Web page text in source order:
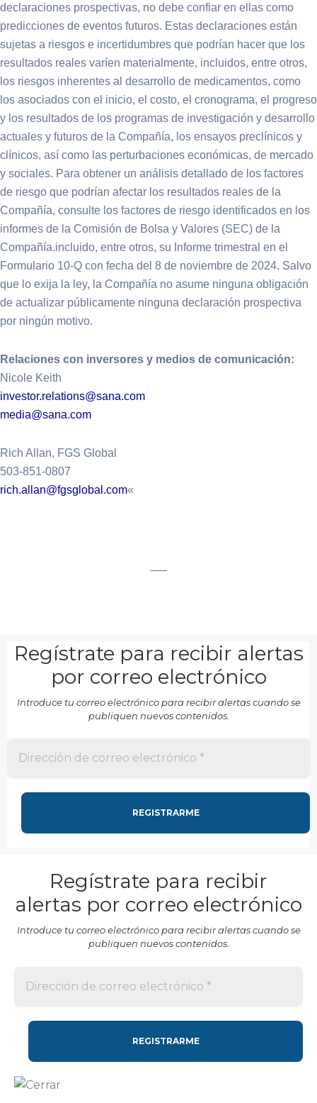
declaraciones prospectivas, no debe confiar en ellas como
predicciones de eventos futuros. Estas declaraciones están
sujetas a riesgos e incertidumbres que podrían hacer que los
resultados reales varíen materialmente, incluidos, entre otros,
los riesgos inherentes al desarrollo de medicamentos, como
los asociados con el inicio, el costo, el cronograma, el progreso
y los resultados de los programas de investigación y desarrollo
actuales y futuros de la Compañía, los ensayos preclínicos y
clínicos, así como las perturbaciones económicas, de mercado
y sociales. Para obtener un análisis detallado de los factores
de riesgo que podrían afectar los resultados reales de la
Compañía, consulte los factores de riesgo identificados en los
informes de la Comisión de Bolsa y Valores (SEC) de la
Compañía.incluido, entre otros, su Informe trimestral en el
Formulario 10-Q con fecha del 8 de noviembre de 2024. Salvo
que lo exija la ley, la Compañía no asume ninguna obligación
de actualizar públicamente ninguna declaración prospectiva
por ningún motivo.
Relaciones con inversores y medios de comunicación:
Nicole Keith
investor.relations@sana.com
media@sana.com
Rich Allan, FGS Global
503-851-0807
rich.allan@fgsglobal.com«
Regístrate para recibir alertas
por correo electrónico
Introduce tu correo electrónico para recibir alertas cuando se
publiquen nuevos contenidos.
Regístrate para recibir
alertas por correo electrónico
Introduce tu correo electrónico para recibir alertas cuando se
publiquen nuevos contenidos.